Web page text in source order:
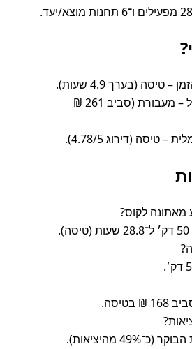
טיסה (בערך 4.9 שעות).
לתקציב מוגבל – מעבורת (סביב 261 ₪
– טיסה (דירוג 4.78/5).
מאתונה לקוס?
מהיציאות).